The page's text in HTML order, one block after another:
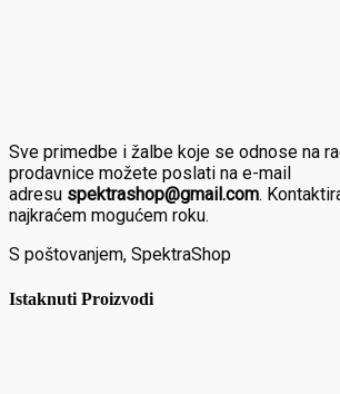
Sve primedbe i žalbe koje se odnose na
prodavnice možete poslati na e-mail
adresu spektrashop@gmail.com.
najkraćem mogućem roku.
S poštovanjem, SpektraShop
Istaknuti Proizvodi